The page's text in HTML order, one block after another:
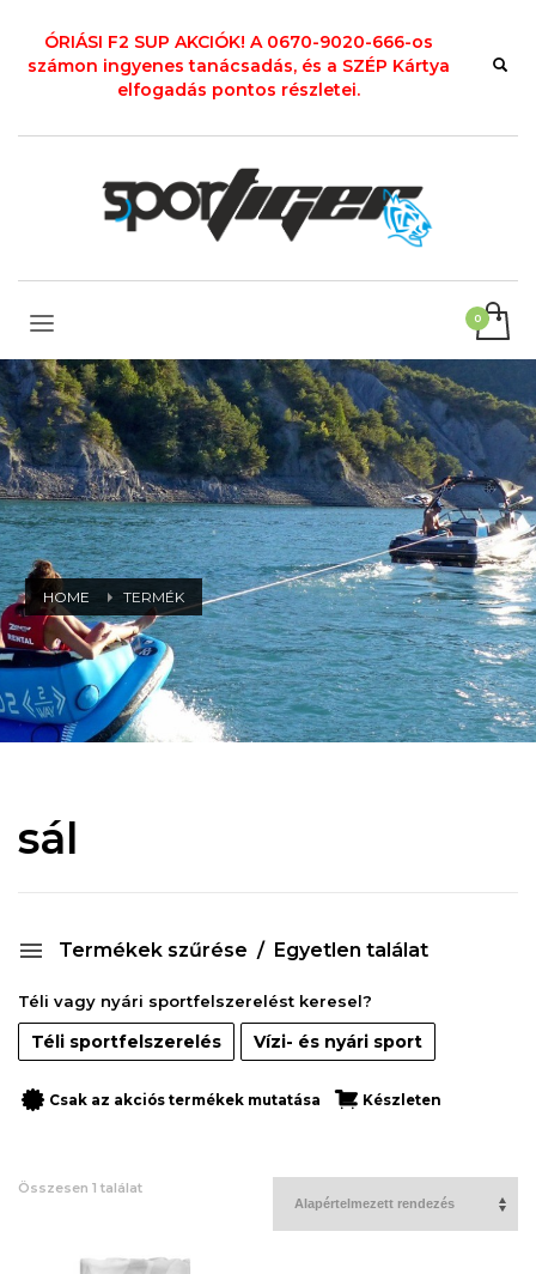
ÓRIÁSI F2 SUP AKCIÓK! A 0670-9020-666-os
számon ingyenes tanácsadás, és a SZÉP Kártya
elfogadás pontos részletei.
HOME TERMÉK
sál
Termékek szűrése Egyetlen találat
Téli vagy nyári sportfelszerelést keresel?
Téli sportfelszerelés Vízi- és nyári sport
Csak az akciós termékek mutatása Készleten
Összesen 1 találat